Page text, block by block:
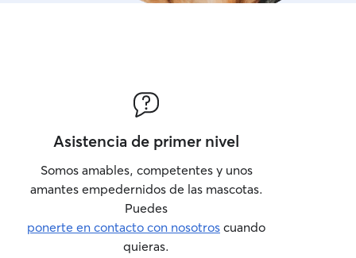
dispongo de una
Asistencia de primer nivel
Somos amables, competentes y unos
amantes empedernidos de las mascotas.
Puedes
ponerte en contacto con nosotros cuando
quieras.